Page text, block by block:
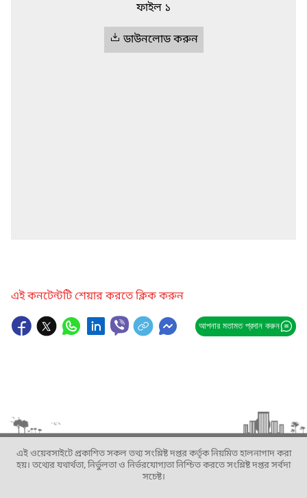
ফাইল ১
ডাউনলোড করুন
এই কনটেন্টটি শেয়ার করতে ক্লিক করুন
আপনার মতামত প্রদান করুন
এই ওয়েবসাইটে প্রকাশিত সকল তথ্য সংশ্লিষ্ট দপ্তর কর্তৃক নিয়মিত হালনাগাদ করা
হয়। তথ্যের যথার্থতা, নির্ভুলতা ও নির্ভরযোগ্যতা নিশ্চিত করতে সংশ্লিষ্ট দপ্তর সর্বদা
সচেষ্ট।